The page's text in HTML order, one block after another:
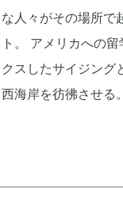
な人々がその場所で
ト。 アメリカへの
クスしたサイジング
西海岸を彷彿させる。